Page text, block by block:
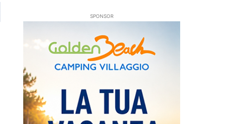
SPONSOR